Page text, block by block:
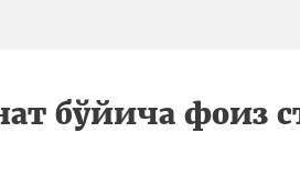
бўйича фоиз